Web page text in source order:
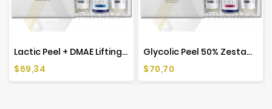
Lactic Peel + DMAE Liftingujący Zestaw Peelingujący - 50ml
Cena
$69,34
Glycolic Peel 50% Zestaw Peelingujący Glikolowy - 50ml
Cena
$70,70